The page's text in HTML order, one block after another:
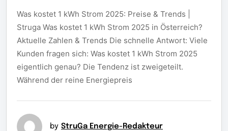
Was kostet 1 kWh Strom 2025: Preise & Trends |
Struga Was kostet 1 kWh Strom 2025 in Österreich?
Aktuelle Zahlen & Trends Die schnelle Antwort: Viele
Kunden fragen sich: Was kostet 1 kWh Strom 2025
eigentlich genau? Die Tendenz ist zweigeteilt.
Während der reine Energiepreis
by StruGa Energie-Redakteur